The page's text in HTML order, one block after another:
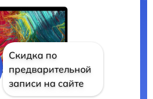
Скидка по
предварительной
записи на сайте